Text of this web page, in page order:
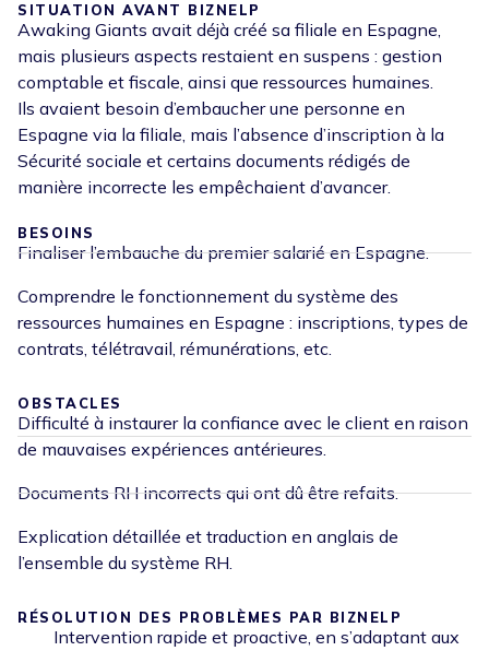
SITUATION AVANT BIZNELP
Awaking Giants avait déjà créé sa filiale en Espagne,
mais plusieurs aspects restaient en suspens : gestion
comptable et fiscale, ainsi que ressources humaines.
Ils avaient besoin d’embaucher une personne en
Espagne via la filiale, mais l’absence d’inscription à la
Sécurité sociale et certains documents rédigés de
manière incorrecte les empêchaient d’avancer.
BESOINS
Finaliser l’embauche du premier salarié en Espagne.
Comprendre le fonctionnement du système des
ressources humaines en Espagne : inscriptions, types de
contrats, télétravail, rémunérations, etc.
OBSTACLES
Difficulté à instaurer la confiance avec le client en raison
de mauvaises expériences antérieures.
Documents RH incorrects qui ont dû être refaits.
Explication détaillée et traduction en anglais de
l’ensemble du système RH.
RÉSOLUTION DES PROBLÈMES PAR BIZNELP
Intervention rapide et proactive, en s’adaptant aux